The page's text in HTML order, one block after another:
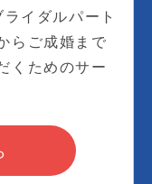
イダルパート
らご成婚まで
くためのサー